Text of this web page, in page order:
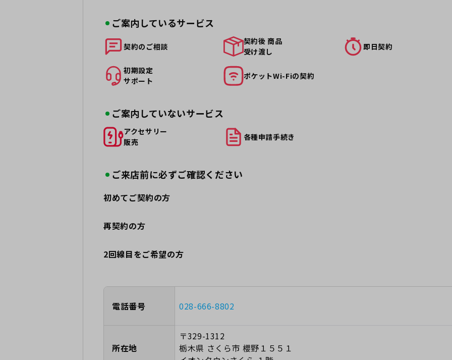
ご案内しているサービス
契約の ご相談
契約後 商品
受け渡し
即日契約
初期設定
サポート
ポケットWi-Fiの契約
ご案内していないサービス
アクセサリー
販売
各種申請手続き
ご来店前に必ずご確認ください
初めてご契約の方
再契約の方
2回線目をご希望の方
電話番号 028-666-8802
所在地
〒329-1312
栃木県 さくら市 櫻野１５５１